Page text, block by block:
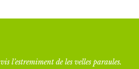
l’estremiment de les velles paraules.